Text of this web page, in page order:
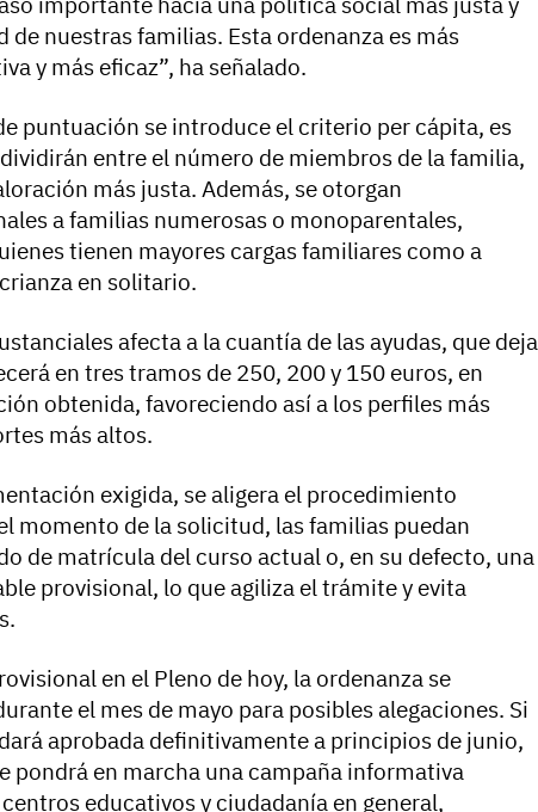
de nuestras familias. Esta ordenanza es más
y más eficaz”, ha señalado.
puntuación se introduce el criterio per cápita, es
entre el número de miembros de la familia,
más justa. Además, se otorgan
a familias numerosas o monoparentales,
tienen mayores cargas familiares como a
en solitario.
afecta a la cuantía de las ayudas, que deja
en tres tramos de 250, 200 y 150 euros, en
obtenida, favoreciendo así a los perfiles más
más altos.
exigida, se aligera el procedimiento
momento de la solicitud, las familias puedan
de matrícula del curso actual o, en su defecto, una
provisional, lo que agiliza el trámite y evita
en el Pleno de hoy, la ordenanza se
el mes de mayo para posibles alegaciones. Si
aprobada definitivamente a principios de junio,
pondrá en marcha una campaña informativa
educativos y ciudadanía en general,